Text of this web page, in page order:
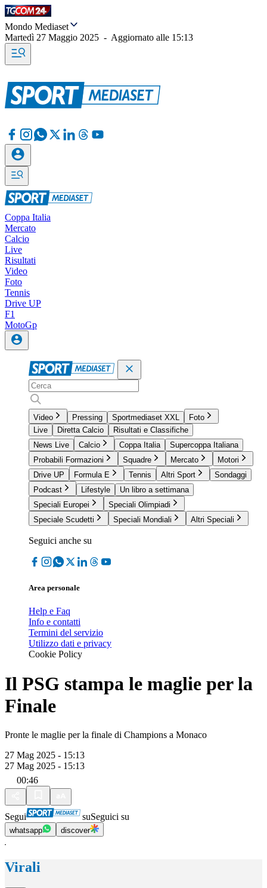
Mondo Mediaset
Martedì 27 Maggio 2025 - Aggiornato alle 15:13
Coppa Italia
Mercato
Calcio
Live
Risultati
Video
Foto
Tennis
Drive UP
F1
MotoGp
Video Pressing Sportmediaset XXL
Foto
Live
Diretta Calcio
Risultati e Classifiche
News Live
Calcio Coppa Italia
Supercoppa Italiana
Probabili Formazioni
Squadre Mercato
Motori
Drive UP
Formula E Tennis Altri Sport
Sondaggi
Podcast
Lifestyle
Un libro a settimana
Speciali Europei
Speciali Olimpiadi
Speciale Scudetti
Speciali Mondiali Altri Speciali
Seguici anche su
Area personale
Help e Faq
Info e contatti
Termini del servizio
Utilizzo dati e privacy
Cookie Policy
Il PSG stampa le maglie per la
Finale
Pronte le maglie per la finale di Champions a Monaco
27 Mag 2025 - 15:13
27 Mag 2025 - 15:13
00:46
Segui suSeguici su
whatsapp discover
Virali